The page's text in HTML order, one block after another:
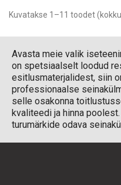
Kuvatakse 1–11 toodet
Avasta meie valik
on spetsiaalselt loodud
esitlusmaterjalidest, siin
professionaalse
selle osakonna
kvaliteedi ja hinna
turumärkide odava